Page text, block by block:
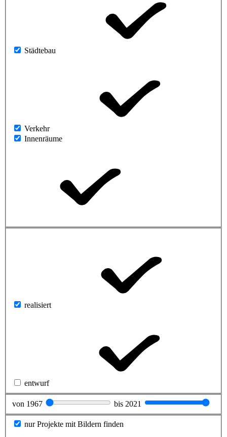
Städtebau
Verkehr
Innenräume
realisiert
entwurf
von 1967 bis 2021
nur Projekte mit Bildern finden